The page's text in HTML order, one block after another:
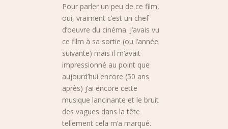
Pour parler un peu de ce film,
oui, vraiment c’est un chef
d’oeuvre du cinéma. J’avais vu
ce film à sa sortie (ou l’année
suivante) mais il m’avait
impressionné au point que
aujourd’hui encore (50 ans
après) j’ai encore cette
musique lancinante et le bruit
des vagues dans la tête
tellement cela m’a marqué.